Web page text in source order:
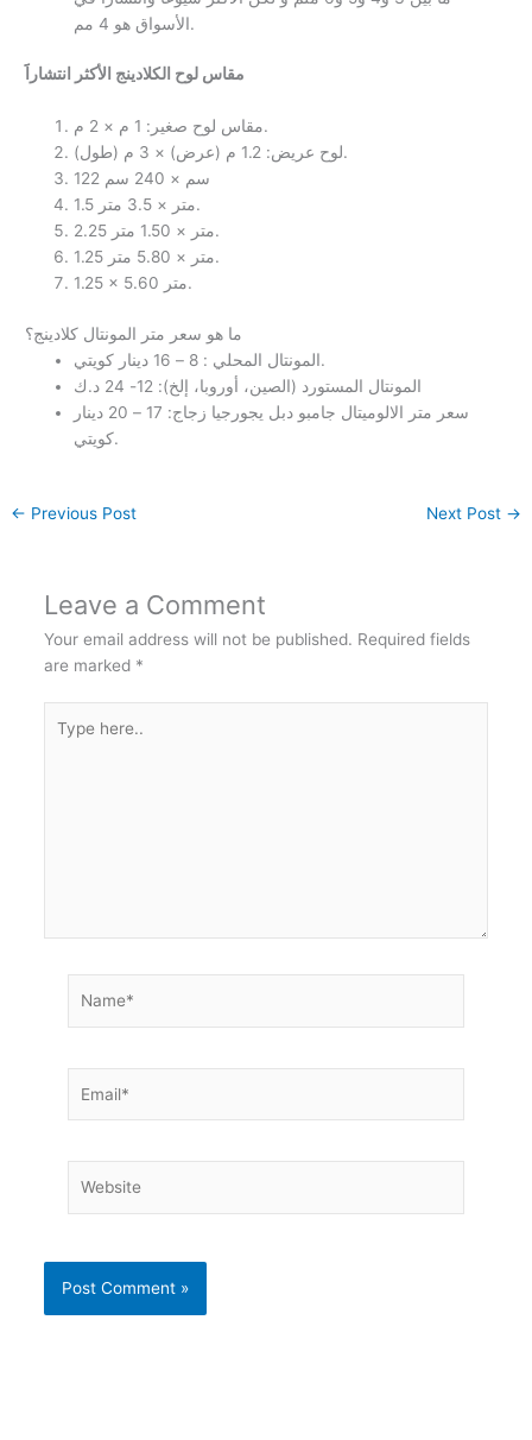
الأسواق هو 4 مم.
مقاس لوح الكلادينج الأكثر انتشاراََ
مقاس لوح صغير: 1 م × 2 م.
لوح عريض: 1.2 م (عرض) × 3 م (طول).
122 سم × 240 سم
1.5 متر × 3.5 متر.
2.25 متر × 1.50 متر.
1.25 متر × 5.80 متر.
1.25 × 5.60 متر.
ما هو سعر متر المونتال كلادينج؟
المونتال المحلي : 8 – 16 دينار كويتي.
المونتال المستورد (الصين، أوروبا، إلخ): 12- 24 د.ك
سعر متر الالوميتال جامبو دبل يجورجيا زجاج: 17 – 20 دينار
كويتي.
← Previous Post Next Post →
Leave a Comment
Your email address will not be published. Required fields
are marked *
here..